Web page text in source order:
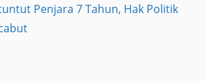
Penjara 7 Tahun, Hak Politik